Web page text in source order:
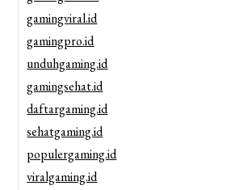
gamingviral.id
gamingpro.id
unduhgaming.id
gamingsehat.id
daftargaming.id
sehatgaming.id
populergaming.id
viralgaming.id